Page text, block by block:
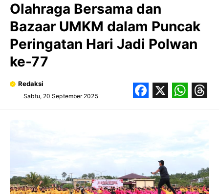
Olahraga Bersama dan
Bazaar UMKM dalam Puncak
Peringatan Hari Jadi Polwan
ke-77
Redaksi
Sabtu, 20 September 2025